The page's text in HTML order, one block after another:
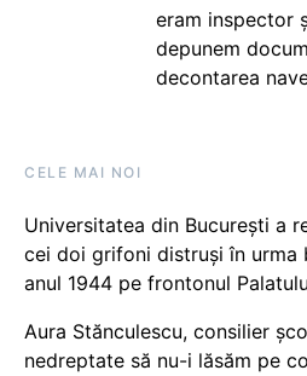
eram inspector
depunem
decontarea
CELE MAI NOI
Universitatea din București a
cei doi grifoni distruși în urma
anul 1944 pe frontonul
Aura Stănculescu, consilier
nedreptate să nu-i lăsăm pe